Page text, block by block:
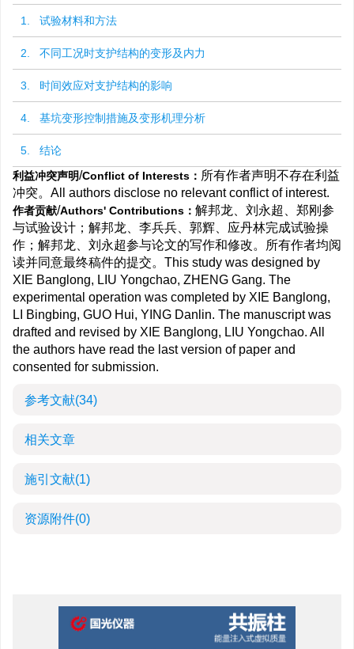
1. 试验材料和方法
2. 不同工况时支护结构的变形及内力
3. 时间效应对支护结构的影响
4. 基坑变形控制措施及变形机理分析
5. 结论
利益冲突声明/Conflict of Interests： 所有作者声明不存在利益
冲突。All authors disclose no relevant conflict of interest.
作者贡献/Authors' Contributions： 解邦龙、刘永超、郑刚参
与试验设计；解邦龙、李兵兵、郭辉、应丹林完成试验操
作；解邦龙、刘永超参与论文的写作和修改。所有作者均阅
读并同意最终稿件的提交。This study was designed by
XIE Banglong, LIU Yongchao, ZHENG Gang. The
experimental operation was completed by XIE Banglong,
LI Bingbing, GUO Hui, YING Danlin. The manuscript was
drafted and revised by XIE Banglong, LIU Yongchao. All
the authors have read the last version of paper and
consented for submission.
参考文献(34)
相关文章
施引文献(1)
资源附件(0)